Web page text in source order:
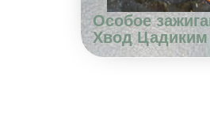
Особое
Хвод Цадиким